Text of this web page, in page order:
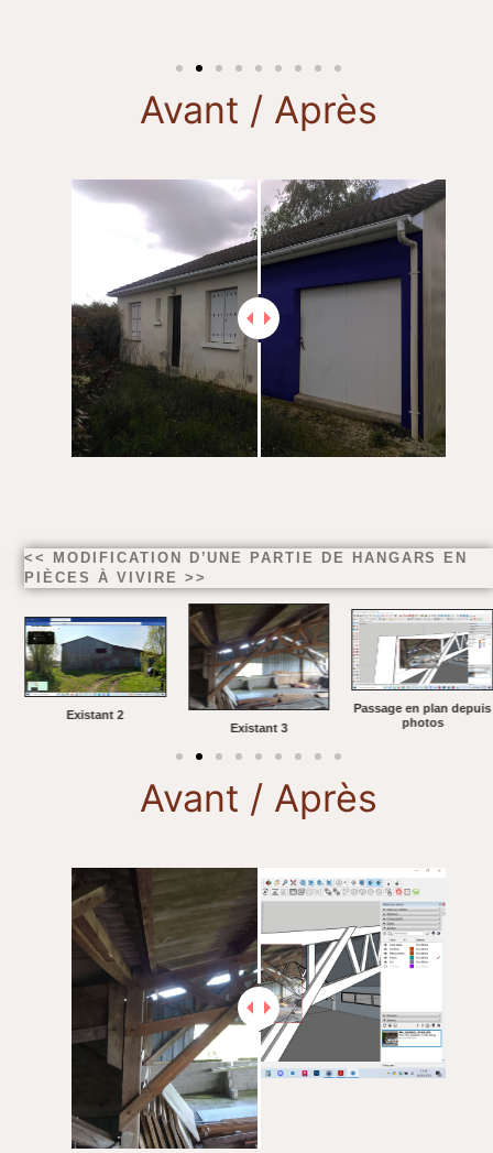
Avant / Après
<< MODIFICATION D’UNE PARTIE DE HANGARS EN
PIÈCES À VIVIRE >>
Existant 2
Existant 3
Passage en plan depuis
photos
Avant / Après